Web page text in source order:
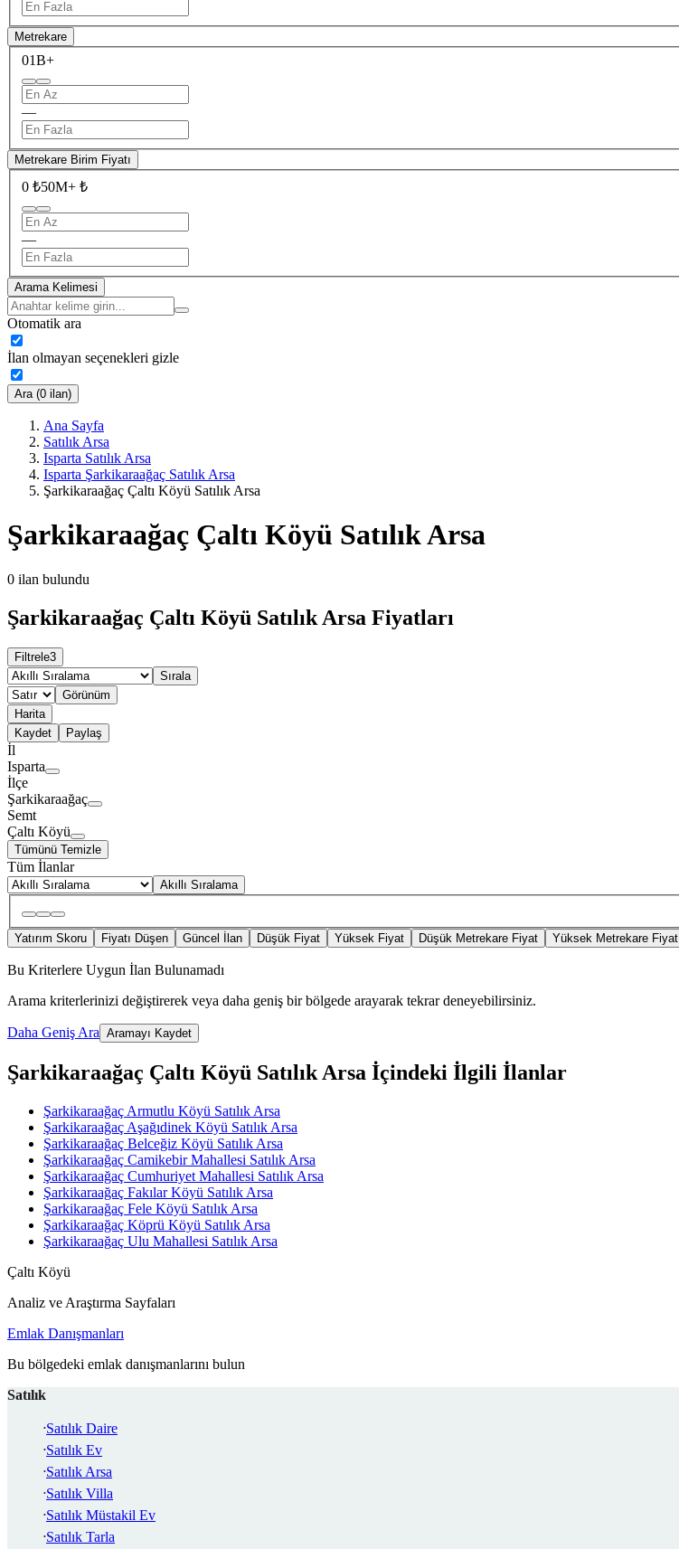
Metrekare
01B+
—
Metrekare Birim Fiyatı
0 ₺50M+ ₺
—
Arama Kelimesi
Otomatik ara
İlan olmayan seçenekleri gizle
Ara (0 ilan)
Ana Sayfa
Satılık Arsa
Isparta Satılık Arsa
Isparta Şarkikaraağaç Satılık Arsa
Şarkikaraağaç Çaltı Köyü Satılık Arsa
Şarkikaraağaç Çaltı Köyü Satılık Arsa
0 ilan bulundu
Şarkikaraağaç Çaltı Köyü Satılık Arsa Fiyatları
Filtrele3
Sırala
Görünüm
Harita
Kaydet
Paylaş
İl
Isparta
İlçe
Şarkikaraağaç
Semt
Çaltı Köyü
Tümünü Temizle
Tüm İlanlar
Akıllı Sıralama
Yatırım Skoru Fiyatı Düşen Güncel İlan Düşük Fiyat Yüksek Fiyat Düşük Metrekare Fiyat Yüksek Metrekare Fiyat
Bu Kriterlere Uygun İlan Bulunamadı
Arama kriterlerinizi değiştirerek veya daha geniş bir bölgede arayarak tekrar deneyebilirsiniz.
Daha Geniş Ara Aramayı Kaydet
Şarkikaraağaç Çaltı Köyü Satılık Arsa İçindeki İlgili İlanlar
Şarkikaraağaç Armutlu Köyü Satılık Arsa
Şarkikaraağaç Aşağıdinek Köyü Satılık Arsa
Şarkikaraağaç Belceğiz Köyü Satılık Arsa
Şarkikaraağaç Camikebir Mahallesi Satılık Arsa
Şarkikaraağaç Cumhuriyet Mahallesi Satılık Arsa
Şarkikaraağaç Fakılar Köyü Satılık Arsa
Şarkikaraağaç Fele Köyü Satılık Arsa
Şarkikaraağaç Köprü Köyü Satılık Arsa
Şarkikaraağaç Ulu Mahallesi Satılık Arsa
Çaltı Köyü
Analiz ve Araştırma Sayfaları
Emlak Danışmanları
Bu bölgedeki emlak danışmanlarını bulun
Satılık
Satılık Daire
Satılık Ev
Satılık Arsa
Satılık Villa
Satılık Müstakil Ev
Satılık Tarla